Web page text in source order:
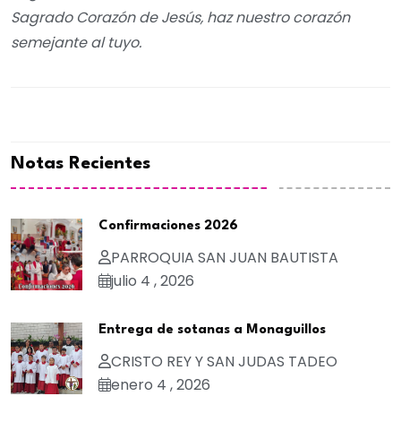
Sagrado Corazón de Jesús, haz nuestro corazón
semejante al tuyo.
Notas Recientes
Confirmaciones 2026
PARROQUIA SAN JUAN BAUTISTA
julio 4 , 2026
Entrega de sotanas a Monaguillos
CRISTO REY Y SAN JUDAS TADEO
enero 4 , 2026